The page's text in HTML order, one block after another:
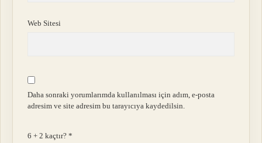
Web Sitesi
Daha sonraki yorumlarımda kullanılması için adım, e-posta
adresim ve site adresim bu tarayıcıya kaydedilsin.
6 + 2 kaçtır?*